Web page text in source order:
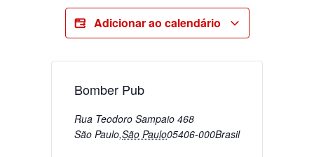
Adicionar ao calendário
Bomber Pub
Rua Teodoro Sampaio 468
São Paulo,São Paulo05406-000Brasil